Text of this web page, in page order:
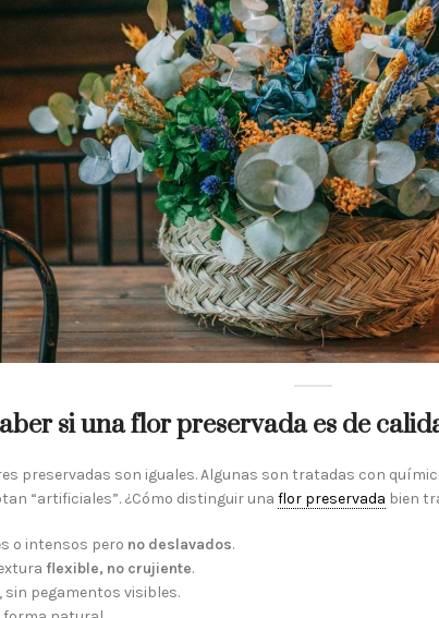
si una flor preservada es de
preservadas son iguales. Algunas son tratadas con
“artificiales”. ¿Cómo distinguir una flor preservada bien
o intensos pero no deslavados.
flexible, no crujiente.
sin pegamentos visibles.